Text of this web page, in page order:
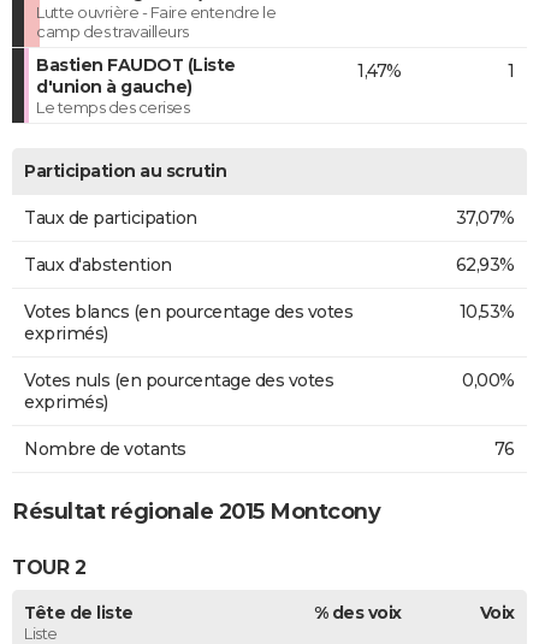
Lutte ouvrière - Faire entendre le
camp des travailleurs
Bastien FAUDOT (Liste
d'union à gauche)
Le temps des cerises
1,47% 1
Participation au scrutin
Taux de participation 37,07%
Taux d'abstention 62,93%
Votes blancs (en pourcentage des votes
exprimés)
10,53%
Votes nuls (en pourcentage des votes
exprimés)
0,00%
Nombre de votants 76
Résultat régionale 2015 Montcony
TOUR 2
Tête de liste
Liste
% des voix Voix